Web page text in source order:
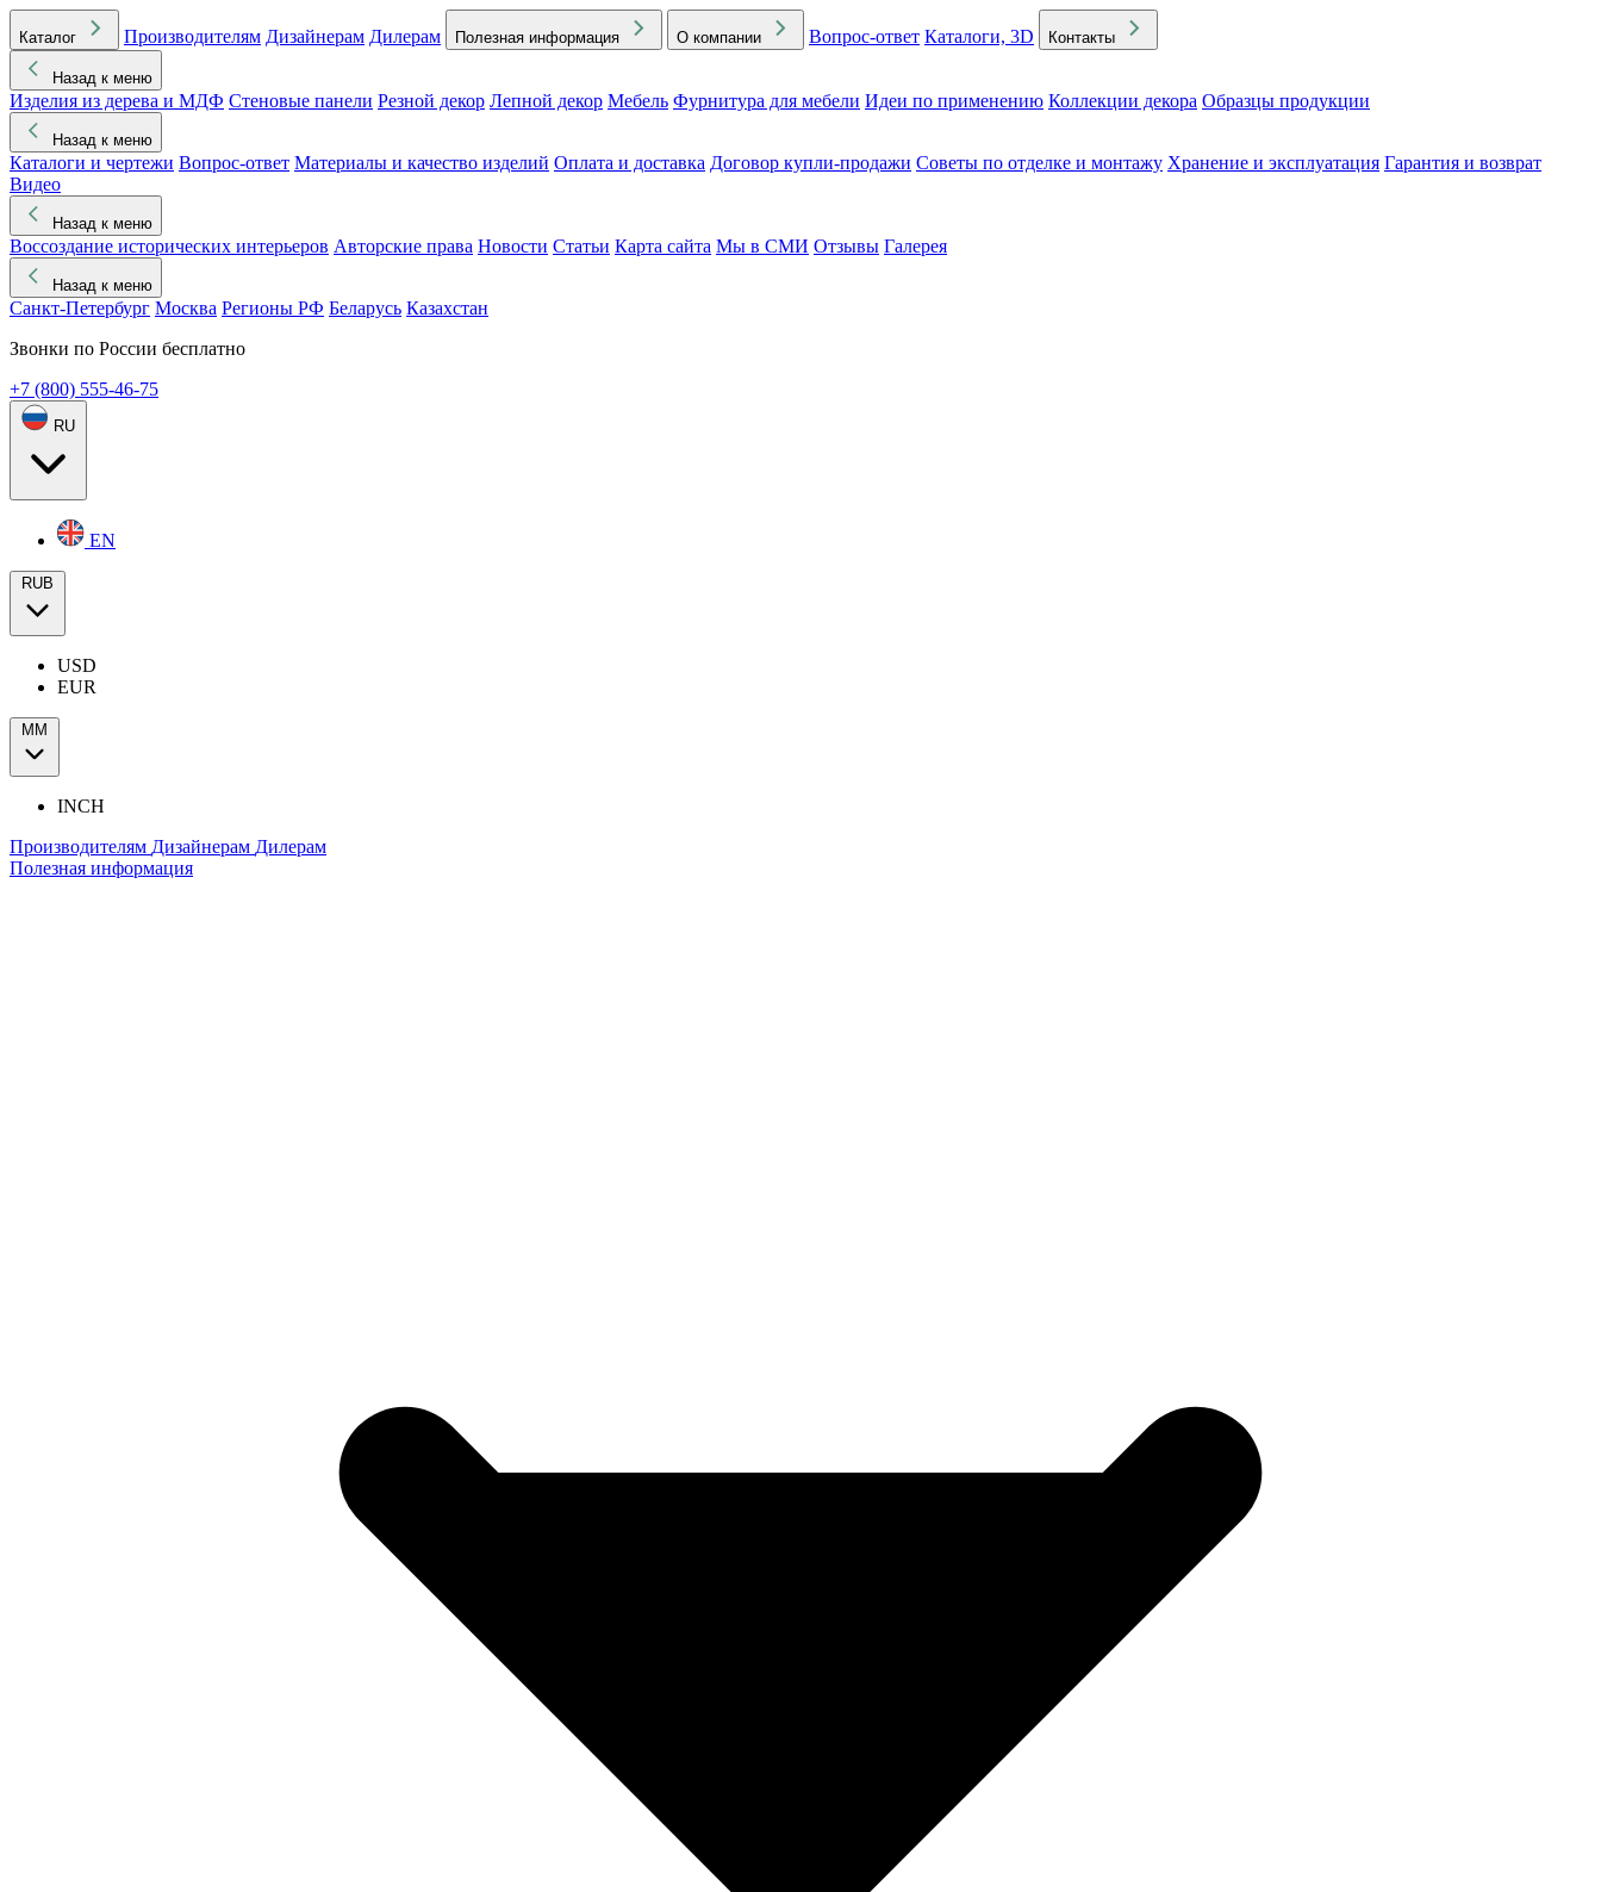
Каталог Производителям Дизайнерам Дилерам Полезная информация О компании Вопрос-ответ Каталоги, 3D Контакты
Назад к меню
Изделия из дерева и МДФ Стеновые панели Резной декор Лепной декор Мебель Фурнитура для мебели Идеи по применению Коллекции декора Образцы продукции
Назад к меню
Каталоги и чертежи Вопрос-ответ Материалы и качество изделий Оплата и доставка Договор купли-продажи Советы по отделке и монтажу Хранение и эксплуатация Гарантия и возврат
Видео
Назад к меню
Воссоздание исторических интерьеров Авторские права Новости Статьи Карта сайта Мы в СМИ Отзывы Галерея
Назад к меню
Санкт-Петербург Москва Регионы РФ Беларусь Казахстан
Звонки по России бесплатно
+7 (800) 555-46-75
RU
EN
RUB
USD
EUR
ММ
INCH
Производителям Дизайнерам Дилерам
Полезная информация